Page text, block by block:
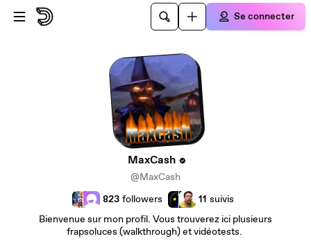
Passer au contenu principal
Se connecter
MaxCash
@MaxCash
823 followers 11 suivis
Bienvenue sur mon profil. Vous trouverez ici plusieurs
frapsoluces (walkthrough) et vidéotests.